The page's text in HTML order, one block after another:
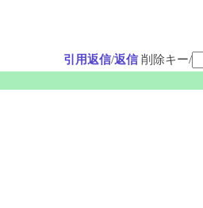
引用返信/返信 削除キー/